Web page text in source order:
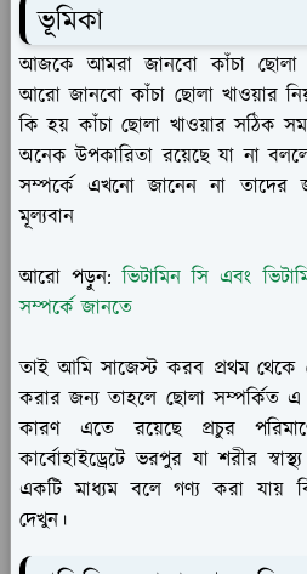
ভূমিকা
আজকে আমরা জানবো কাঁচা ছোলা
আরো জানবো কাঁচা ছোলা খাওয়ার
কি হয় কাঁচা ছোলা খাওয়ার সঠিক
অনেক উপকারিতা রয়েছে যা না
সম্পর্কে এখনো জানেন না তাদের
মূল্যবান
আরো পড়ুন:ভিটামিন সি এবং
সম্পর্কে জানতে
তাই আমি সাজেস্ট করব প্রথম থেকে
করার জন্য তাহলে ছোলা সম্পর্কিত
কারণ এতে রয়েছে প্রচুর
কার্বোহাইড্রেটে ভরপুর যা শরীর
একটি মাধ্যম বলে গণ্য করা যায়
দেখুন।